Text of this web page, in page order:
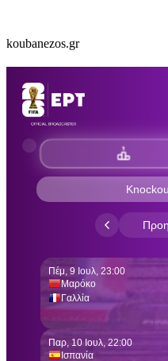
koubanezos.gr